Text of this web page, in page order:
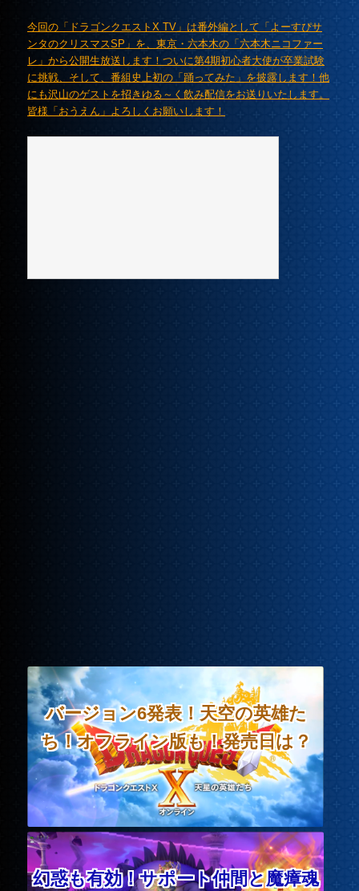
今回の「ドラゴンクエストX TV」は番外編として「よーすぴサ
ンタのクリスマスSP」を、東京・六本木の「六本木ニコファー
レ」から公開生放送します！ついに第4期初心者大使が卒業試験
に挑戦、そして、番組史上初の「踊ってみた」を披露します！他
にも沢山のゲストを招きゆる～く飲み配信をお送りいたします。
皆様「おうえん」よろしくお願いします！
バージョン6発表！天空の英雄た
ち！オフライン版も！発売日は？
幻惑も有効！サポート仲間と魔瘴魂